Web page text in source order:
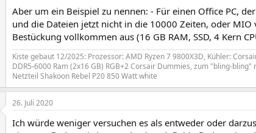
Aber um ein Beispiel zu nennen: - Für einen Office PC,
und die Dateien jetzt nicht in die 10000 Zeiten, oder
Bestückung vollkommen aus (16 GB RAM, SSD, 4 Kern
Kiste gebaut 12/2025: Prozessor: AMD Ryzen 7 9800X3D, Kühler:
DDR5-6000 Ram (2x16 GB) RGB+2 Corsair Dummies, zum "bling-
Netzteil Shakoon Rebel P20 850 Watt white
26. Juli 2020
Ich würde weniger versuchen es als entweder oder